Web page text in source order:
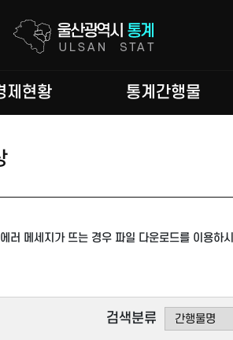
제현황 통계간행물
러 메세지가 뜨는 경우 파일 다운로드를 이용하
검색분류